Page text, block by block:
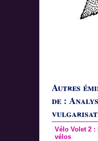
Autres
de :
Vélo Volet 2 :
vélos